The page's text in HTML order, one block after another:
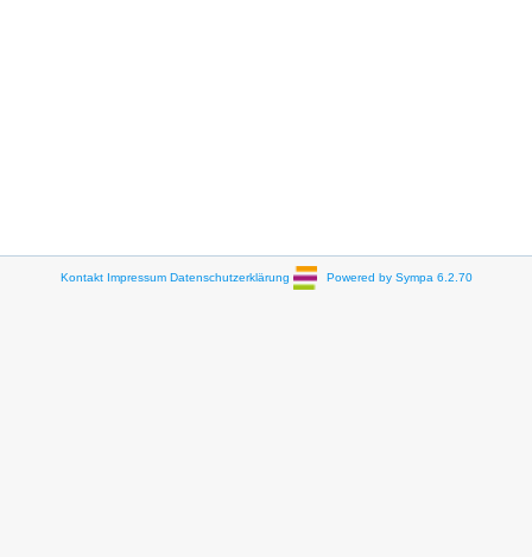
Kontakt Impressum Datenschutzerklärung Powered by Sympa 6.2.70